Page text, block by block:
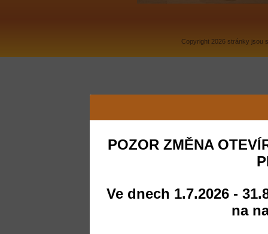
POZOR ZMĚNA
Ve dnech 1.7.2026 -
na
Copyright 2026 stránky jsou